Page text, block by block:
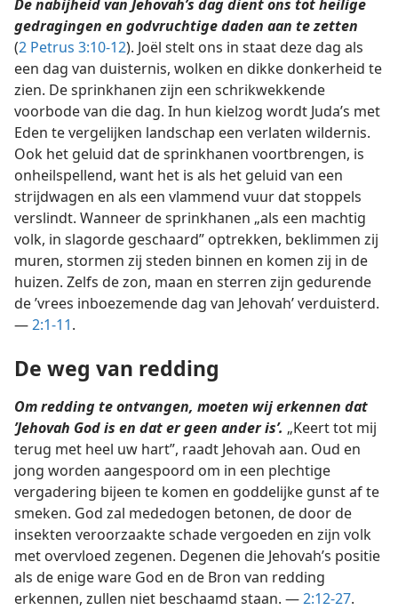
De nabijheid van Jehovah’s dag dient ons tot heilige
gedragingen en godvruchtige daden aan te zetten
(2 Petrus 3:10-12). Joël stelt ons in staat deze dag als
een dag van duisternis, wolken en dikke donkerheid te
zien. De sprinkhanen zijn een schrikwekkende
voorbode van die dag. In hun kielzog wordt Juda’s met
Eden te vergelijken landschap een verlaten wildernis.
Ook het geluid dat de sprinkhanen voortbrengen, is
onheilspellend, want het is als het geluid van een
strijdwagen en als een vlammend vuur dat stoppels
verslindt. Wanneer de sprinkhanen „als een machtig
volk, in slagorde geschaard” optrekken, beklimmen zij
muren, stormen zij steden binnen en komen zij in de
huizen. Zelfs de zon, maan en sterren zijn gedurende
de ’vrees inboezemende dag van Jehovah’ verduisterd.
—2:1-11.
De weg van redding
Om redding te ontvangen, moeten wij erkennen dat
’Jehovah God is en dat er geen ander is’. „Keert tot mij
terug met heel uw hart”, raadt Jehovah aan. Oud en
jong worden aangespoord om in een plechtige
vergadering bijeen te komen en goddelijke gunst af te
smeken. God zal mededogen betonen, de door de
insekten veroorzaakte schade vergoeden en zijn volk
met overvloed zegenen. Degenen die Jehovah’s positie
als de enige ware God en de Bron van redding
erkennen, zullen niet beschaamd staan. —2:12-27.